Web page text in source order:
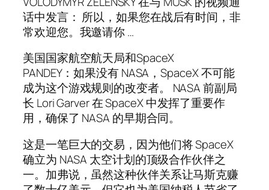
话中发言： 所以，如果您在战后有时间，非
常欢迎您。我邀请你 …
美国国家航空航天局和SpaceX
PANDEY：如果没有 NASA，SpaceX 不可能
成为这个游戏规则的改变者。 NASA 前副局
长 Lori Garver 在 SpaceX 中发挥了重要作
用，确保了 NASA 的早期合同。
这是一笔巨大的交易，因为他们将 SpaceX
确立为 NASA 太空计划的顶级合作伙伴之
一。加弗说，虽然这种伙伴关系让马斯克赚